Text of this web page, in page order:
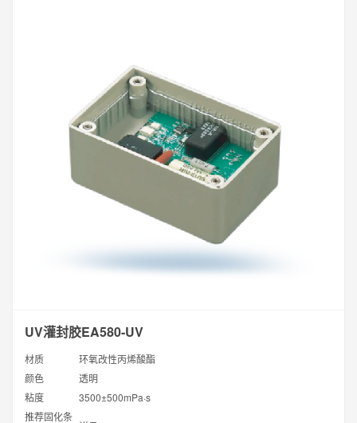
UV灌封胶EA580-UV
材质
环氧改性丙烯酸酯
颜色
透明
粘度
3500±500mPa·s
推荐固化条